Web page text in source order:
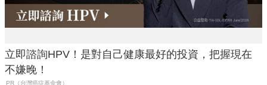
立即諮詢HPV！是對自己健康最好的投資，把握現在
不嫌晚！
PR（台灣癌症基金會）